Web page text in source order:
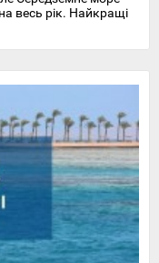
весь рік. Найкращі